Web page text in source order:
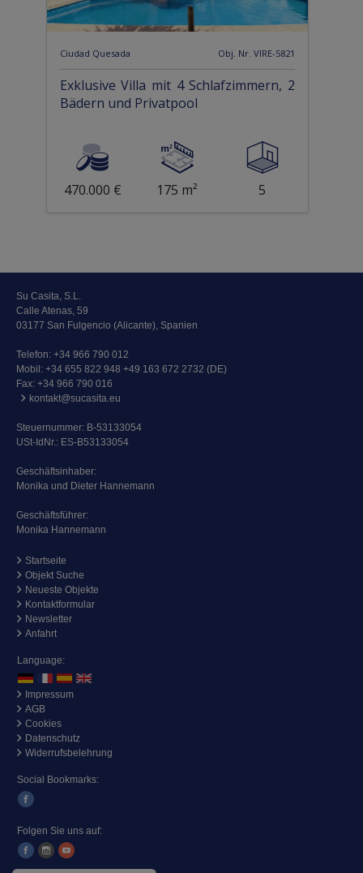
Ciudad Quesada Obj. Nr. VIRE-5821
Exklusive Villa mit 4 Schlafzimmern, 2
Bädern und Privatpool
470.000 € 175 m² 5
Su Casita, S.L.
Calle Atenas, 59
03177 San Fulgencio (Alicante), Spanien
Telefon: +34 966 790 012
Mobil: +34 655 822 948 +49 163 672 2732 (DE)
Fax: +34 966 790 016
kontakt@sucasita.eu
Steuernummer: B-53133054
USt-IdNr.: ES-B53133054
Geschäftsinhaber:
Monika und Dieter Hannemann
Geschäftsführer:
Monika Hannemann
Startseite
Objekt Suche
Neueste Objekte
Kontaktformular
Newsletter
Anfahrt
Language:
Impressum
AGB
Cookies
Datenschutz
Widerrufsbelehrung
Social Bookmarks:
Folgen Sie uns auf: